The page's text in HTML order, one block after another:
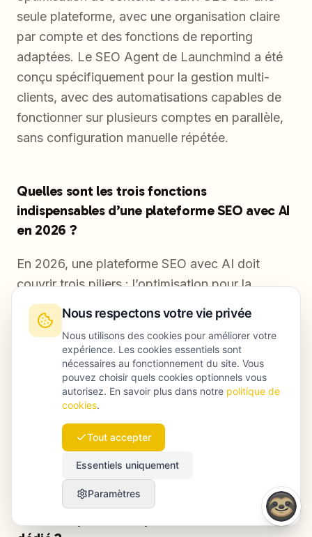
seule plateforme, avec une organisation claire
par compte et des fonctions de reporting
adaptées. Le SEO Agent de Launchmind a été
conçu spécifiquement pour la gestion multi-
clients, avec des automatisations capables de
fonctionner sur plusieurs comptes en parallèle,
sans configuration manuelle répétée.
Quelles sont les trois fonctions
indispensables d’une plateforme SEO avec AI
en 2026 ?
En 2026, une plateforme SEO avec AI doit
couvrir trois piliers : l’optimisation pour la
recherche classique, avec la technique, la
stratégie de mots-clés et le contenu ; le GEO,
pour suivre et améliorer les citations de marque
dans les réponses AI ; la gestion opérationnelle
multi-clients, avec collaboration, reporting et
automatisation à l’échelle. Lorsqu’un outil ne
couvre qu’un ou deux de ces volets, l’agence
doit compléter avec d’autres solutions, et
retombe dans le problème de fragmentation.
Nous respectons votre vie privée
Nous utilisons des cookies pour améliorer votre
expérience. Les cookies essentiels sont
nécessaires au fonctionnement du site. Vous
pouvez choisir quels cookies optionnels vous
autorisez. En savoir plus dans notre politique de
cookies.
Tout accepter
Essentiels uniquement
Paramètres